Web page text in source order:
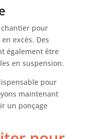
pour faciliter
pour
excès. Des
également être
en suspension.
pour
maintenant
un ponçage